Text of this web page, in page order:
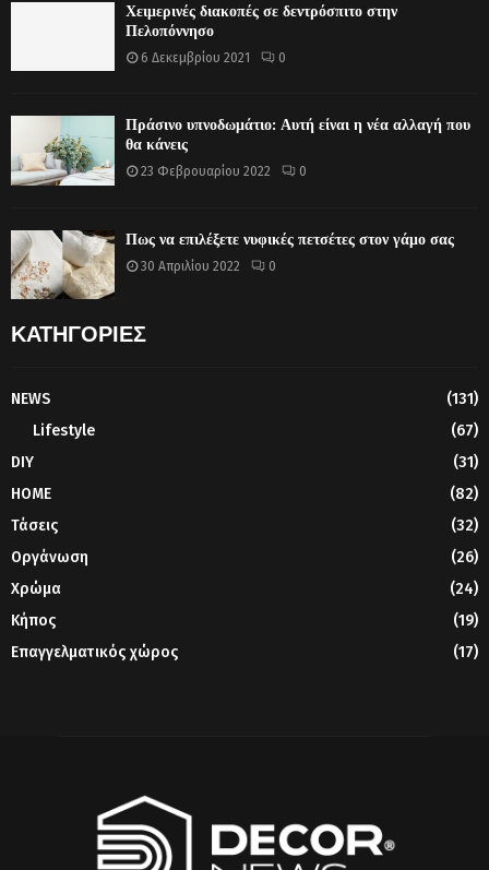
Χειμερινές διακοπές σε δεντρόσπιτο στην
Πελοπόννησο
6 Δεκεμβρίου 2021 0
Πράσινο υπνοδωμάτιο: Αυτή είναι η νέα αλλαγή που
θα κάνεις
23 Φεβρουαρίου 2022 0
Πως να επιλέξετε νυφικές πετσέτες στον γάμο σας
30 Απριλίου 2022 0
ΚΑΤΗΓΟΡΙΕΣ
NEWS
(131)
Lifestyle
(67)
DIY
(31)
HOME
(82)
Τάσεις
(32)
Οργάνωση
(26)
Χρώμα
(24)
Κήπος
(19)
Επαγγελματικός χώρος
(17)